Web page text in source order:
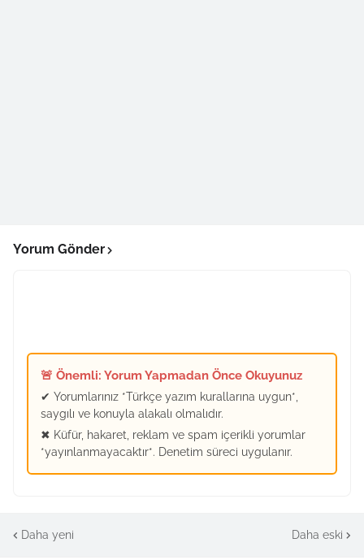
Yorum Gönder
🚨 Önemli: Yorum Yapmadan Önce Okuyunuz
✔ Yorumlarınız *Türkçe yazım kurallarına uygun*,
saygılı ve konuyla alakalı olmalıdır.
✖ Küfür, hakaret, reklam ve spam içerikli yorumlar
*yayınlanmayacaktır*. Denetim süreci uygulanır.
Daha yeni Daha eski